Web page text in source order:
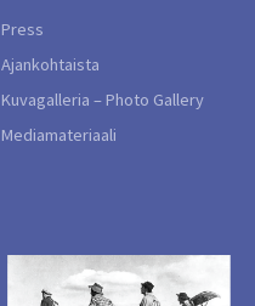
Press
Ajankohtaista
Kuvagalleria – Photo Gallery
Mediamateriaali